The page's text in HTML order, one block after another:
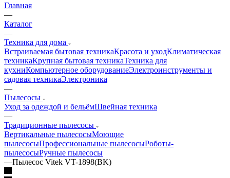
Главная
—
Каталог
—
Техника для дома
Встраиваемая бытовая техникаКрасота и уходКлиматическая
техникаКрупная бытовая техникаТехника для
кухниКомпьютерное оборудованиеЭлектроинструменты и
садовая техникаЭлектроника
—
Пылесосы
Уход за одеждой и бельёмШвейная техника
—
Традиционные пылесосы
Вертикальные пылесосыМоющие
пылесосыПрофессиональные пылесосыРоботы-
пылесосыРучные пылесосы
—Пылесос Vitek VT-1898(BK)